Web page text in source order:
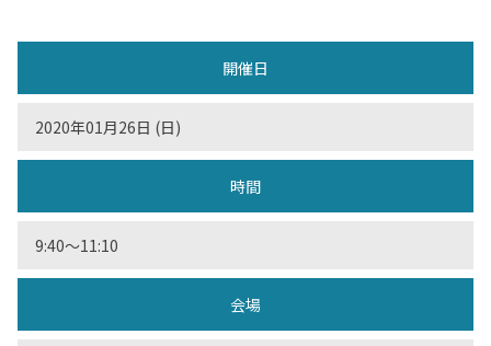
開催日
2020年01月26日 (日)
時間
9:40〜11:10
会場